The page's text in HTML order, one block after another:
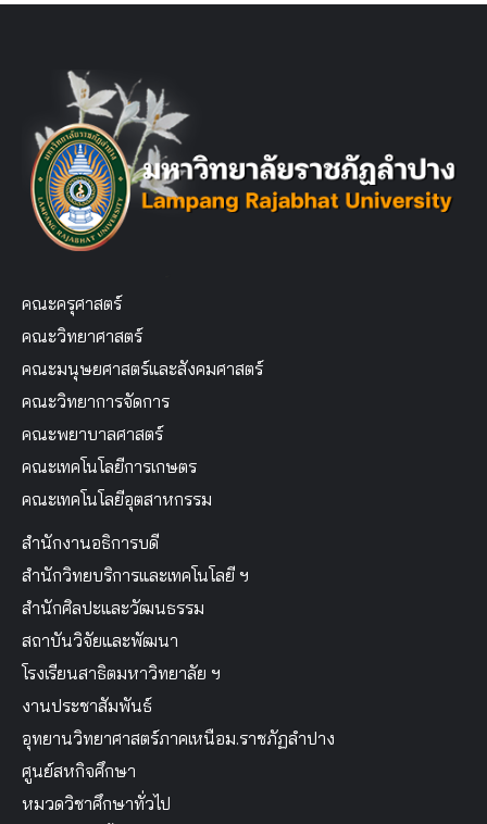
คณะครุศาสตร์
คณะวิทยาศาสตร์
คณะมนุษยศาสตร์และสังคมศาสตร์
คณะวิทยาการจัดการ
คณะพยาบาลศาสตร์
คณะเทคโนโลยีการเกษตร
คณะเทคโนโลยีอุตสาหกรรม
สำนักงานอธิการบดี
สำนักวิทยบริการและเทคโนโลยี ฯ
สำนักศิลปะและวัฒนธรรม
สถาบันวิจัยและพัฒนา
โรงเรียนสาธิตมหาวิทยาลัย ฯ
งานประชาสัมพันธ์
อุทยานวิทยาศาสตร์ภาคเหนือม.ราชภัฏลำปาง
ศูนย์สหกิจศึกษา
หมวดวิชาศึกษาทั่วไป